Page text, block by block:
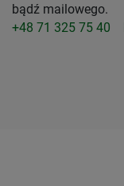
bądź mailowego.
+48 71 325 75 40